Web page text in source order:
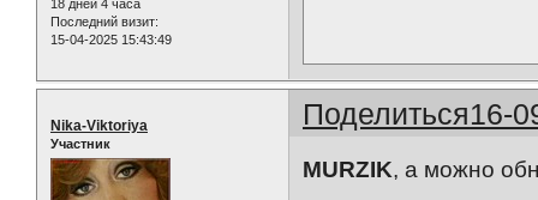
18 дней 4 часа
Последний визит:
15-04-2025 15:43:49
Поделиться16-
Nika-Viktoriya
Участник
MURZIK, а можно